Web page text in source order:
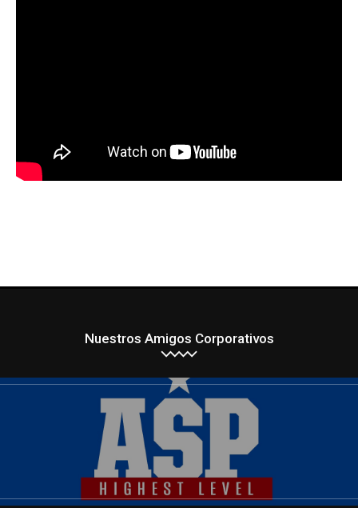
Nuestros Amigos Corporativos